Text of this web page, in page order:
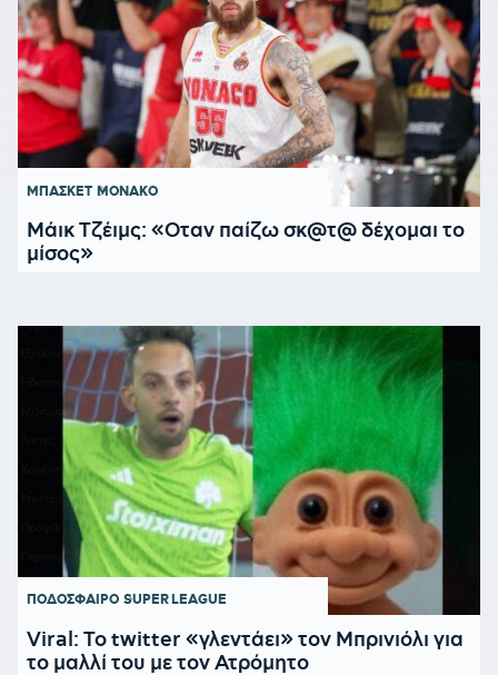
ΜΠΑΣΚΕΤ ΜΟΝΑΚΟ
Μάικ Τζέιμς: «Οταν παίζω σκ@τ@ δέχομαι το
μίσος»
ΠΟΔΟΣΦΑΙΡΟ SUPER LEAGUE
Viral: Το twitter «γλεντάει» τον Μπρινιόλι για
το μαλλί του με τον Ατρόμητο